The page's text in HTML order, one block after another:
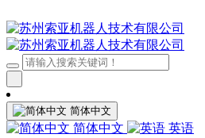
简体中文
简体中文 英语